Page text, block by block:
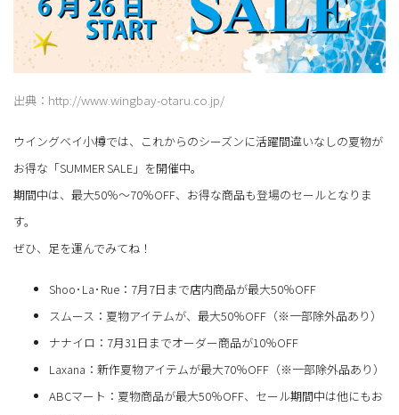
出典：http://www.wingbay-otaru.co.jp/
ウイングベイ小樽では、これからのシーズンに活躍間違いなしの夏物が
お得な「SUMMER SALE」を開催中。
期間中は、最大50％～70％OFF、お得な商品も登場のセールとなりま
す。
ぜひ、足を運んでみてね！
Shoo･La･Rue：7月7日まで店内商品が最大50％OFF
スムース：夏物アイテムが、最大50％OFF（※一部除外品あり）
ナナイロ：7月31日までオーダー商品が10％OFF
Laxana：新作夏物アイテムが最大70％OFF（※一部除外品あり）
ABCマート：夏物商品が最大50％OFF、セール期間中は他にもお